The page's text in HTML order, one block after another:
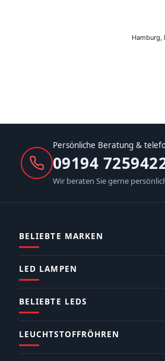
Hamburg,
Persönliche Beratung &
09194
Wir beraten Sie gerne
BELIEBTE MARKEN
LED LAMPEN
BELIEBTE LEDS
LEUCHTSTOFFRÖHREN